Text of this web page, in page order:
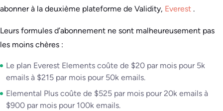
abonner à la deuxième plateforme de Validity, Everest .
Leurs formules d’abonnement ne sont malheureusement pas
les moins chères :
Le plan Everest Elements coûte de $20 par mois pour 5k
emails à $215 par mois pour 50k emails.
Elemental Plus coûte de $525 par mois pour 20k emails à
$900 par mois pour 100k emails.